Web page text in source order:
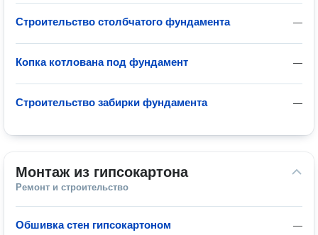
—
Строительство столбчатого фундамента
—
Копка котлована под фундамент
—
Строительство забирки фундамента
Монтаж из гипсокартона
Ремонт и строительство
—
Обшивка стен гипсокартоном